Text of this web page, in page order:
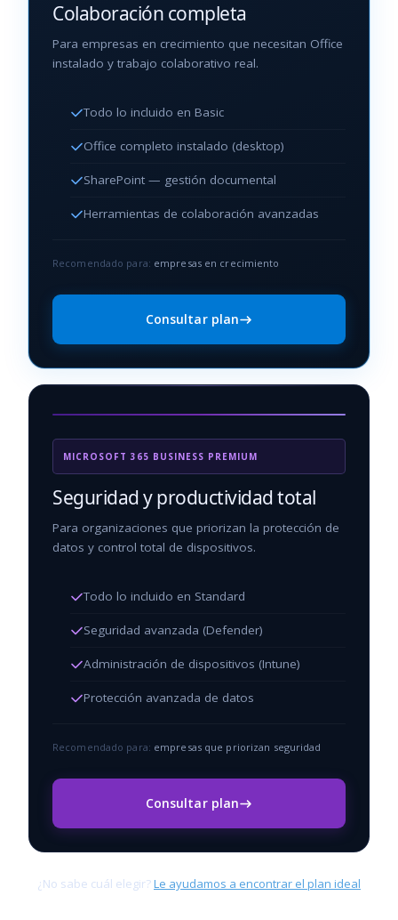
Colaboración completa
Para empresas en crecimiento que necesitan Office
instalado y trabajo colaborativo real.
Todo lo incluido en Basic
Office completo instalado (desktop)
SharePoint — gestión documental
Herramientas de colaboración avanzadas
Recomendado para: empresas en crecimiento
Consultar plan
MICROSOFT 365 BUSINESS PREMIUM
Seguridad y productividad total
Para organizaciones que priorizan la protección de
datos y control total de dispositivos.
Todo lo incluido en Standard
Seguridad avanzada (Defender)
Administración de dispositivos (Intune)
Protección avanzada de datos
Recomendado para: empresas que priorizan seguridad
Consultar plan
¿No sabe cuál elegir?Le ayudamos a encontrar el plan ideal